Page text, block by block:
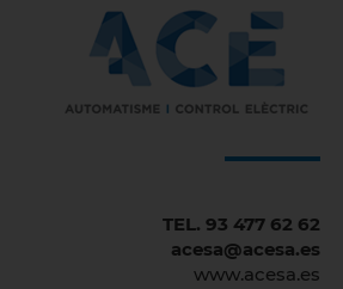
TEL. 93 477 62 62
acesa@acesa.es
www.acesa.es